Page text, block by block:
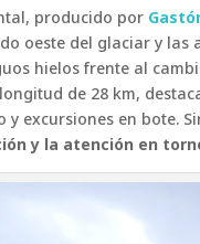
producido por
oeste del glaciar y las
hielos frente al
de 28 km,
y excursiones en bote.
y la atención en